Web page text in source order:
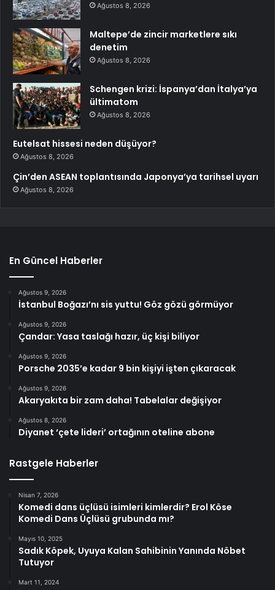
Ağustos 8, 2026
Maltepe’de zincir marketlere sıkı
denetim
Ağustos 8, 2026
Schengen krizi: İspanya’dan İtalya’ya
ültimatom
Ağustos 8, 2026
Eutelsat hissesi neden düşüyor?
Ağustos 8, 2026
Çin’den ASEAN toplantısında Japonya’ya tarihsel uyarı
Ağustos 8, 2026
En Güncel Haberler
Ağustos 9, 2026
İstanbul Boğazı’nı sis yuttu! Göz gözü görmüyor
Ağustos 9, 2026
Çandar: Yasa taslağı hazır, üç kişi biliyor
Ağustos 9, 2026
Porsche 2035’e kadar 9 bin kişiyi işten çıkaracak
Ağustos 9, 2026
Akaryakıta bir zam daha! Tabelalar değişiyor
Ağustos 8, 2026
Diyanet ‘çete lideri’ ortağının oteline abone
Rastgele Haberler
Nisan 7, 2026
Komedi dans üçlüsü isimleri kimlerdir? Erol Köse
Komedi Dans Üçlüsü grubunda mı?
Mayıs 10, 2025
Sadık Köpek, Uyuya Kalan Sahibinin Yanında Nöbet
Tutuyor
Mart 11, 2024